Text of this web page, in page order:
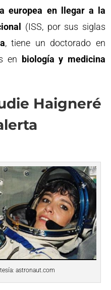
europea en llegar a la
(ISS, por sus siglas
, tiene un doctorado en
en
biología y medicina
Haigneré
astronaut.com